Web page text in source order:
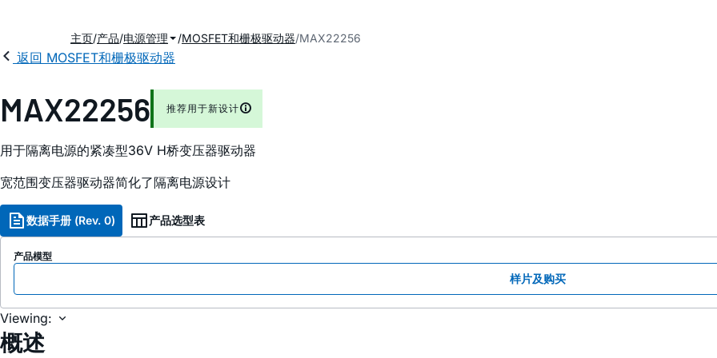
主页 产品 电源管理 MOSFET和栅极驱动器 MAX22256
返回 MOSFET和栅极驱动器
MAX22256 推荐用于新设计
用于隔离电源的紧凑型36V H桥变压器驱动器
宽范围变压器驱动器简化了隔离电源设计
数据手册 (Rev. 0) 产品选型表
产品模型
样片及购买
Viewing:
概述